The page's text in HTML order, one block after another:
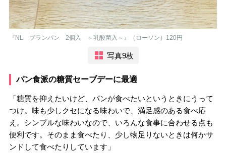
『NL ブランパン 2個入 ～乳酸菌入～』（ローソン）120円
写真9枚
パン食派の糖質セーブデーに最適
「糖質を抑えたいけど、パンが食べたいというときにうって
つけ。味も少しクセになる味わいで、満足感のある食べ応
え。シンプルな味わいなので、いろんな食事に合わせる点も
便利です。そのまま食べたり、少し物足りないときは何かサ
ンドして食べたりしています」